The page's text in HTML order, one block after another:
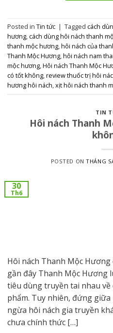
Posted in Tin tức | Tagged cách
hương,cách dùng hôi nách thanh
thanh mộc hương,hôi nách của
Thanh Mộc Hương,hôi nách nam
mộc hương,Hôi nách Thanh Mộc
có tốt không,review thuốc trị hôi
hương hôi nách,xịt hôi nách thanh
TIN
Hôi nách Thanh
POSTED ONTHÁNG
30
Th6
Hôi nách Thanh Mộc
gần đây Thanh Mộc Hương
tiêu dùng truyền tai nhau
phẩm. Tuy nhiên, đứng
ngừa hôi nách gia truyền
chưa chính thức […]